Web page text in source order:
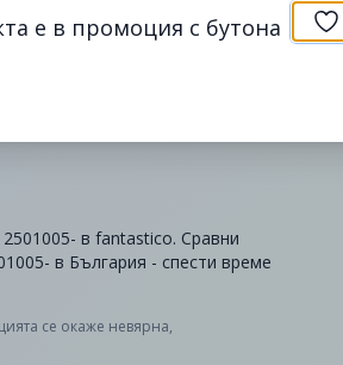
в fantastico. Сравни
в България - спести време
се окаже невярна,
е в промоция с бутона